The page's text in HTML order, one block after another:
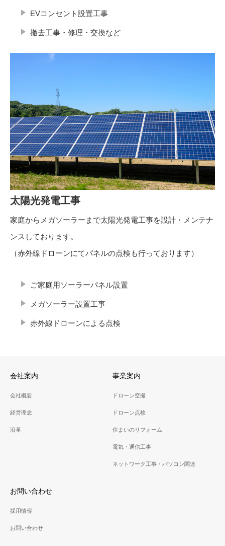
EVコンセント設置工事
撤去工事・修理・交換など
太陽光発電工事
家庭からメガソーラーまで太陽光発電工事を設計・メンテナ
ンスしております。
（赤外線ドローンにてパネルの点検も行っております）
ご家庭用ソーラーパネル設置
メガソーラー設置工事
赤外線ドローンによる点検
会社案内
会社概要
経営理念
沿革
事業案内
ドローン空撮
ドローン点検
住まいのリフォーム
電気・通信工事
ネットワーク工事・パソコン関連
お問い合わせ
採用情報
お問い合わせ